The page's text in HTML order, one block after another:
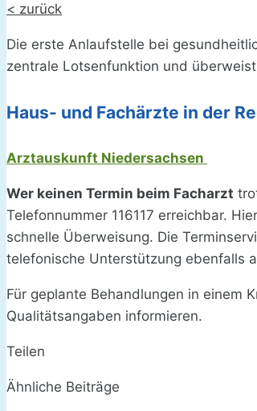
< zurück
Die erste Anlaufstelle bei
zentrale Lotsenfunktion und
Haus- und Fachärzte in der
Arztauskunft Niedersachsen
Wer keinen Termin beim Facharzt
Telefonnummer 116117 erreichbar.
schnelle Überweisung. Die
telefonische Unterstützung ebenfalls
Für geplante Behandlungen in einem
Qualitätsangaben informieren.
Teilen
Ähnliche Beiträge